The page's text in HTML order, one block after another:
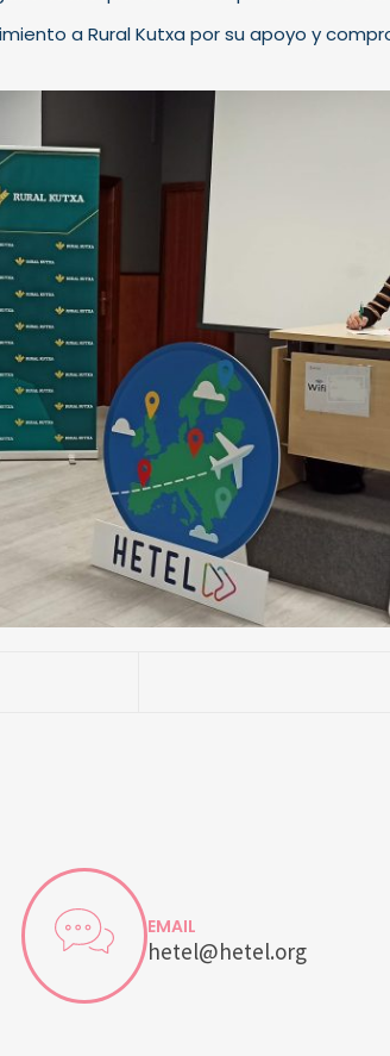
a Rural Kutxa por su apoyo y
EMAIL
hetel@hetel.org